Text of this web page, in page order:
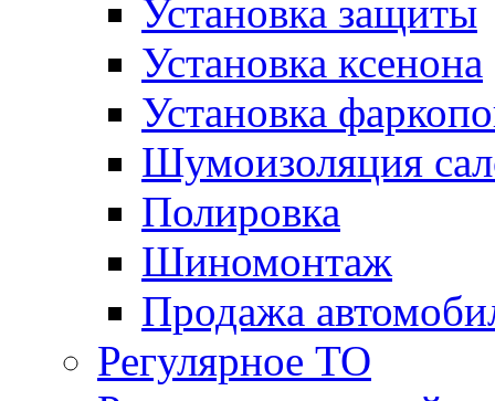
Установка защиты
Установка ксенона
Установка
Шумоизоляция
Полировка
Шиномонтаж
Продажа
Регулярное ТО